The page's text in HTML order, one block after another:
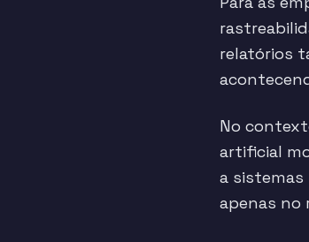
relatórios
No
artificial
a sistemas
apenas no